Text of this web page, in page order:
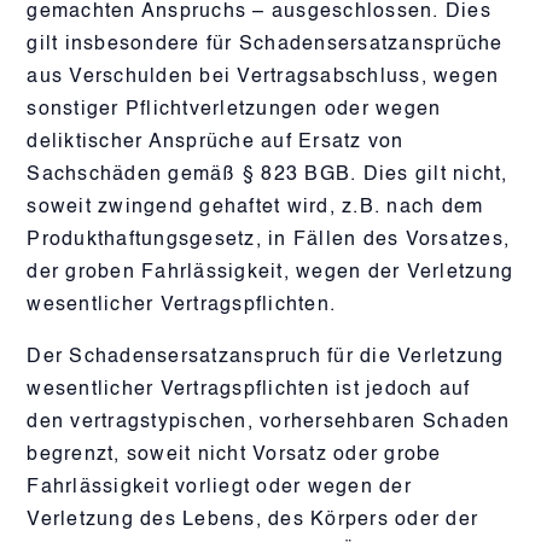
gemachten Anspruchs – ausgeschlossen. Dies
gilt insbesondere für Schadensersatzansprüche
aus Verschulden bei Vertragsabschluss, wegen
sonstiger Pflichtverletzungen oder wegen
deliktischer Ansprüche auf Ersatz von
Sachschäden gemäß § 823 BGB. Dies gilt nicht,
soweit zwingend gehaftet wird, z.B. nach dem
Produkthaftungsgesetz, in Fällen des Vorsatzes,
der groben Fahrlässigkeit, wegen der Verletzung
wesentlicher Vertragspflichten.
Der Schadensersatzanspruch für die Verletzung
wesentlicher Vertragspflichten ist jedoch auf
den vertragstypischen, vorhersehbaren Schaden
begrenzt, soweit nicht Vorsatz oder grobe
Fahrlässigkeit vorliegt oder wegen der
Verletzung des Lebens, des Körpers oder der